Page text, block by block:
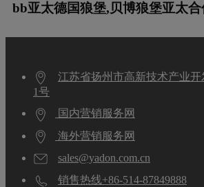
bb亚太德国狼堡,贝博狼堡亚太合
江苏省扬州市高新技术产业开
1号
国内营销服务网
海外营销服务网
sales@yadon.com.cn
销售热线+86-514-87849888